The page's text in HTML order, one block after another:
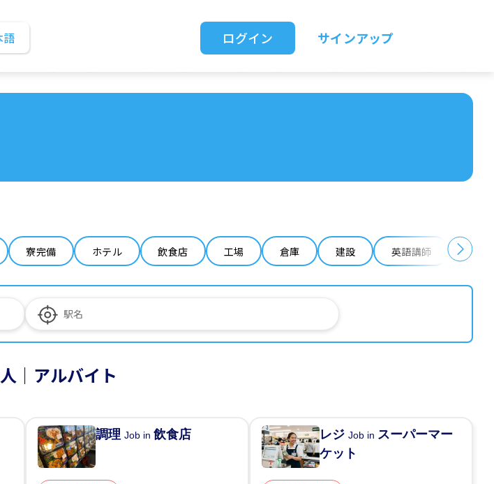
語 ログイン サインアップ
寮完備 ホテル 飲食店 工場 倉庫 建設 英語講師 IT
｜アルバイト
調理Job in飲食店 レジJob in スーパーマー
ケット